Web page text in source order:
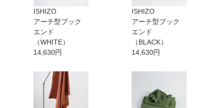
ISHIZO
アーチ型ブック
エンド
（WHITE）
14,630円
ISHIZO
アーチ型ブック
エンド
（BLACK）
14,630円